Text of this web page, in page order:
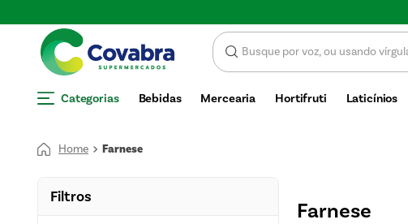
Categorias Bebidas Mercearia Hortifruti Laticínios
Farnese
Filtros
Farnese